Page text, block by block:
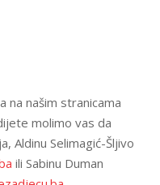
na našim stranicama
molimo vas da
Aldinu Selimagić-Šljivo
ili Sabinu Duman